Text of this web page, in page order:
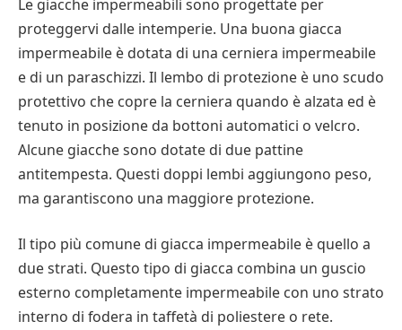
Le giacche impermeabili sono progettate per
proteggervi dalle intemperie. Una buona giacca
impermeabile è dotata di una cerniera impermeabile
e di un paraschizzi. Il lembo di protezione è uno scudo
protettivo che copre la cerniera quando è alzata ed è
tenuto in posizione da bottoni automatici o velcro.
Alcune giacche sono dotate di due pattine
antitempesta. Questi doppi lembi aggiungono peso,
ma garantiscono una maggiore protezione.
Il tipo più comune di giacca impermeabile è quello a
due strati. Questo tipo di giacca combina un guscio
esterno completamente impermeabile con uno strato
interno di fodera in taffetà di poliestere o rete.